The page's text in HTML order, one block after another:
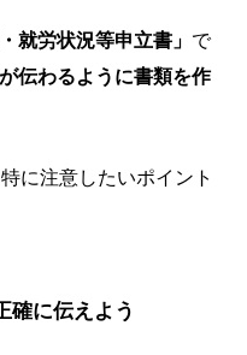
就労状況等申立書」 で
伝わるように書類を作
に注意したいポイント
確に伝えよう